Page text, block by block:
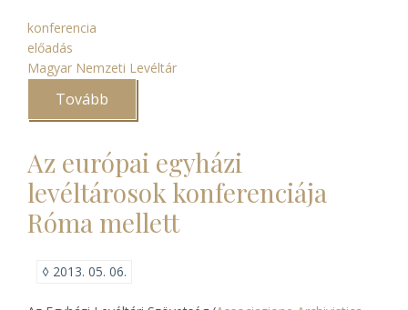
konferencia
előadás
Magyar Nemzeti Levéltár
Tovább
vatikáni
előadása
Budapesten)
Az európai egyházi
levéltárosok konferenciája
Róma mellett
◊ 2013. 05. 06.